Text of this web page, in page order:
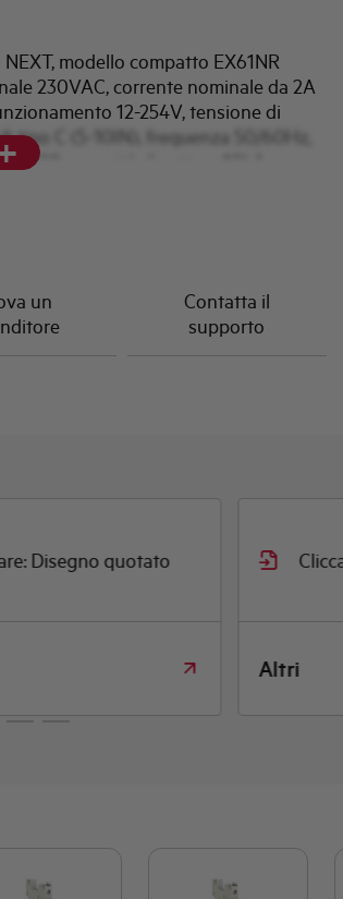
modello compatto EX61NR
230VAC, corrente nominale da 2A
12-254V, tensione di
C (5-10IN), frequenza 50/60Hz,
capacità di rottura 10kA
un
Contatta il
supporto
Disegno quotato
Altri